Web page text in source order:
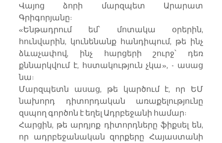
Վայոց ձորի մարզպետ Արարատ
Գրիգորյանը:
«Ենթադրում եմ՝ մոտակա օրերին,
հունվարին, կունենանք հանդիպում, թե ինչ
ձևաչափով, ինչ հարցերի շուրջ՝ դեռ
քննարկվում է, հստակություն չկա», - ասաց
նա:
Մարզպետն ասաց, թե կարծում է, որ ԵՄ
նախորդ դիտորդական առաքելությունը
զսպող գործոն է եղել Ադրբեջանի համար:
Հարցին, թե արդյոք դիտորդները ֆիքսել են,
որ ադրբեջանական զորքերը Հայաստանի